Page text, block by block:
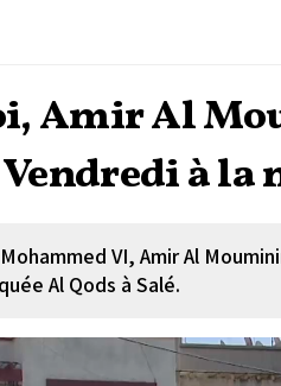
Amir Al
à la
VI, Amir Al
Al Qods à Salé.